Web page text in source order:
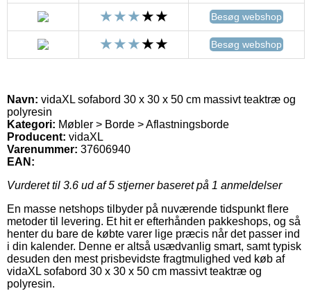
Besøg webshop
Besøg webshop
Navn: vidaXL sofabord 30 x 30 x 50 cm massivt teaktræ og
polyresin
Kategori: Møbler > Borde > Aflastningsborde
Producent: vidaXL
Varenummer: 37606940
EAN:
Vurderet til 3.6 ud af 5 stjerner baseret på 1 anmeldelser
En masse netshops tilbyder på nuværende tidspunkt flere
metoder til levering. Et hit er efterhånden pakkeshops, og så
henter du bare de købte varer lige præcis når det passer ind
i din kalender. Denne er altså usædvanlig smart, samt typisk
desuden den mest prisbevidste fragtmulighed ved køb af
vidaXL sofabord 30 x 30 x 50 cm massivt teaktræ og
polyresin.